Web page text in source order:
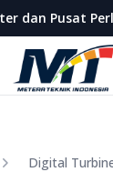
Metera Teknik